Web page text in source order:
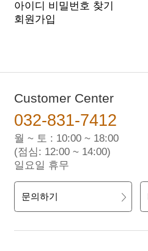
아이디 비밀번호 찾기
회원가입
Customer Center
032-831-7412
월 ~ 토 : 10:00 ~ 18:00
(점심: 12:00 ~ 14:00)
일요일 휴무
문의하기